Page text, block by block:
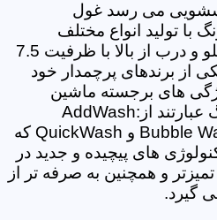
می رسد غول
با تولید انواع مختلف
لباسشویی های درب از جلو و درب از بالا با ظرفیت 7.5
یکی از برندهای پرچمدار خود
های برجسته ماشین
لباسشویی های سامسونگ عبارتند از:AddWash
Bubble Wash VRT Smart Control و QuickWash که
های پیچیده و جدید در
و همچنین به صرفه تر از
گیرد.